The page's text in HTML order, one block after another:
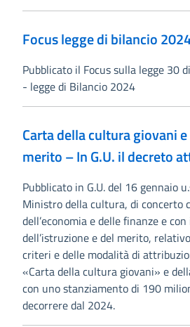
Focus legge di bilancio
Pubblicato il Focus sulla legge 30
- legge di Bilancio 2024
Carta della cultura giovani
merito – In G.U. il decreto
Pubblicato in G.U. del 16 gennaio
Ministro della cultura, di concerto
dell’economia e delle finanze e
dell’istruzione e del merito,
criteri e delle modalità di
«Carta della cultura giovani» e
con uno stanziamento di 190
decorrere dal 2024.